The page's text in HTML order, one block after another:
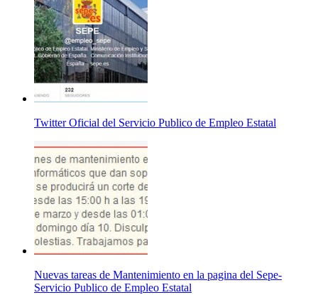
Twitter Oficial del Servicio Publico de Empleo Estatal
Nuevas tareas de Mantenimiento en la pagina del Sepe-
Servicio Publico de Empleo Estatal